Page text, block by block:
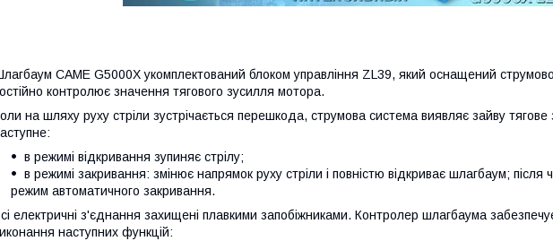
CAME G5000Xукомплектований блоком управління ZL39, який оснащений
контролює значення тягового зусилля мотора.
на шляху руху стріли зустрічається перешкода, струмова система виявляє зайву тягове
в режимі відкривання зупиняє стрілу;
в режимі закривання: змінює напрямок руху стріли і повністю відкриває шлагбаум; після
режим автоматичного закривання.
електричні з'єднання захищені плавкими запобіжниками. Контролер шлагбаума
наступних функцій: